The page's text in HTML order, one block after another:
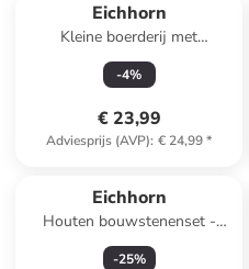
Eichhorn
Kleine boerderij met
accessoires - vanaf 3 jaar
-4%
€ 23,99
Adviesprijs (AVP): € 24,99*
Eichhorn
Houten bouwstenenset -
vanaf 12 maanden
-25%